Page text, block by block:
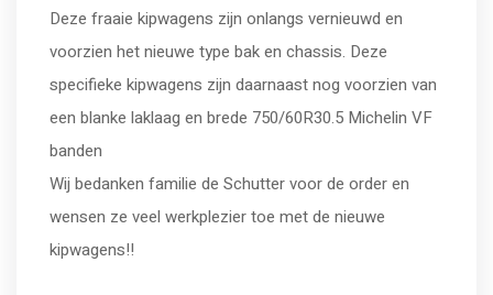
Deze fraaie kipwagens zijn onlangs vernieuwd en
voorzien het nieuwe type bak en chassis. Deze
specifieke kipwagens zijn daarnaast nog voorzien van
een blanke laklaag en brede 750/60R30.5 Michelin VF
banden
Wij bedanken familie de Schutter voor de order en
wensen ze veel werkplezier toe met de nieuwe
kipwagens!!